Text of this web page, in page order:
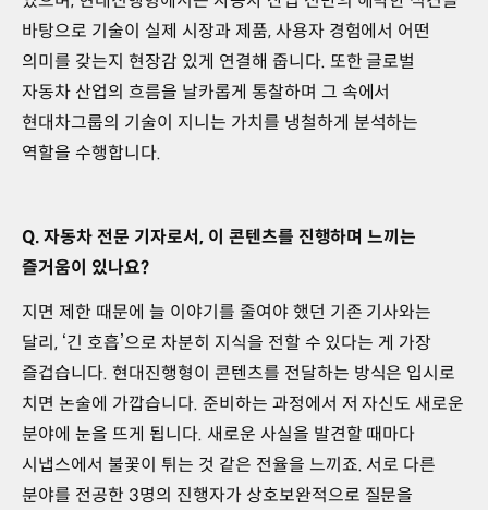
바탕으로 기술이 실제 시장과 제품, 사용자 경험에서 어떤
의미를 갖는지 현장감 있게 연결해 줍니다. 또한 글로벌
자동차 산업의 흐름을 날카롭게 통찰하며 그 속에서
현대차그룹의 기술이 지니는 가치를 냉철하게 분석하는
역할을 수행합니다.
Q. 자동차 전문 기자로서, 이 콘텐츠를 진행하며 느끼는
즐거움이 있나요?
지면 제한 때문에 늘 이야기를 줄여야 했던 기존 기사와는
달리, ‘긴 호흡’으로 차분히 지식을 전할 수 있다는 게 가장
즐겁습니다. 현대진행형이 콘텐츠를 전달하는 방식은 입시로
치면 논술에 가깝습니다. 준비하는 과정에서 저 자신도 새로운
분야에 눈을 뜨게 됩니다. 새로운 사실을 발견할 때마다
시냅스에서 불꽃이 튀는 것 같은 전율을 느끼죠. 서로 다른
분야를 전공한 3명의 진행자가 상호보완적으로 질문을